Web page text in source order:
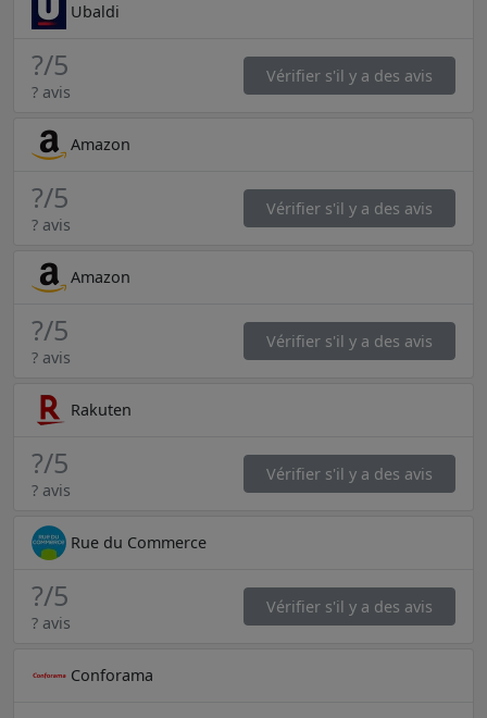
Ubaldi
?/5
? avis
Vérifier s'il y a des avis
Amazon
?/5
? avis
Vérifier s'il y a des avis
Amazon
?/5
? avis
Vérifier s'il y a des avis
Rakuten
?/5
? avis
Vérifier s'il y a des avis
Rue du Commerce
?/5
? avis
Vérifier s'il y a des avis
Conforama